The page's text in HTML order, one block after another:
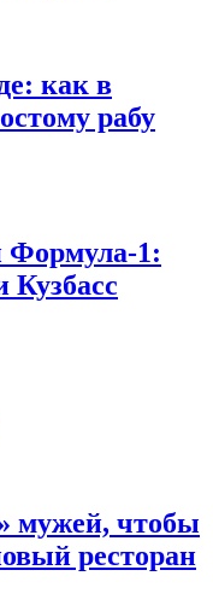
как в
рабу
Формула-1:
Кузбасс
мужей, чтобы
ресторан